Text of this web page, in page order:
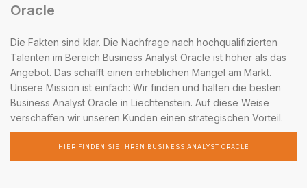
Oracle
Die Fakten sind klar. Die Nachfrage nach hochqualifizierten
Talenten im Bereich Business Analyst Oracle ist höher als das
Angebot. Das schafft einen erheblichen Mangel am Markt.
Unsere Mission ist einfach: Wir finden und halten die besten
Business Analyst Oracle in Liechtenstein. Auf diese Weise
verschaffen wir unseren Kunden einen strategischen Vorteil.
HIER FINDEN SIE IHREN BUSINESS ANALYST ORACLE